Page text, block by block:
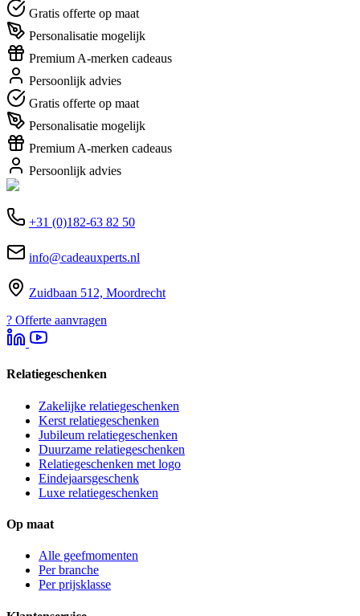
Gratis offerte op maat
Personalisatie mogelijk
Premium A-merken cadeaus
Persoonlijk advies
Gratis offerte op maat
Personalisatie mogelijk
Premium A-merken cadeaus
Persoonlijk advies
+31 (0)182-63 82 50
info@cadeauxperts.nl
Zuidbaan 512, Moordrecht
? Offerte aanvragen
Relatiegeschenken
Zakelijke relatiegeschenken
Kerst relatiegeschenken
Jubileum relatiegeschenken
Duurzame relatiegeschenken
Relatiegeschenken met logo
Eindejaarsgeschenk
Luxe relatiegeschenken
Op maat
Alle geefmomenten
Per branche
Per prijsklasse